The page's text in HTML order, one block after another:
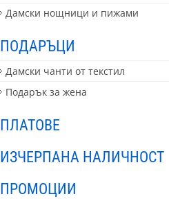
Дамски нощници и пижами
ПОДАРЪЦИ
Дамски чанти от текстил
Подарък за жена
ПЛАТОВЕ
ИЗЧЕРПАНА НАЛИЧНОСТ
ПРОМОЦИИ